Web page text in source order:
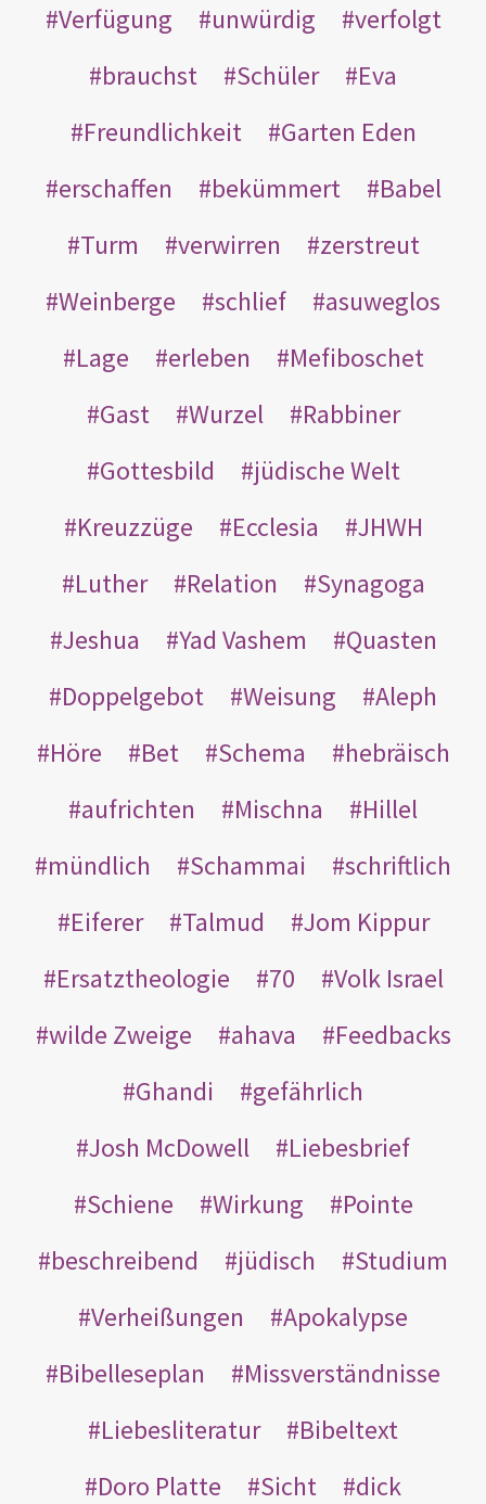
Verfügung unwürdig
verfolgt
brauchst
Schüler
Eva
Freundlichkeit
Garten Eden
erschaffen
bekümmert
Babel
Turm
verwirren
zerstreut
Weinberge
schlief
asuweglos
Lage
erleben
Mefiboschet
Gast
Wurzel
Rabbiner
Gottesbild
jüdische Welt
Kreuzzüge
Ecclesia
JHWH
Luther
Relation
Synagoga
Jeshua
Yad Vashem
Quasten
Doppelgebot
Weisung
Aleph
Höre
Bet Schema
hebräisch
aufrichten
Mischna
Hillel
mündlich
Schammai
schriftlich
Eiferer
Talmud
Jom Kippur
Ersatztheologie
70
Volk Israel
wilde Zweige
ahava
Feedbacks
Ghandi
gefährlich
Josh McDowell
Liebesbrief
Schiene
Wirkung
Pointe
beschreibend
jüdisch
Studium
Verheißungen
Apokalypse
Bibelleseplan
Missverständnisse
Liebesliteratur
Bibeltext
Doro Platte
Sicht
dick